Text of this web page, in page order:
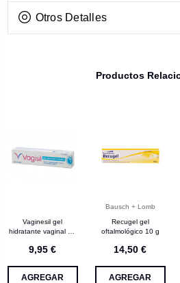
Otros Detalles
Productos
Vaginesil gel
hidratante vaginal 30
9,95 €
AGREGAR
Bausch + Lomb
Recugel gel
oftalmológico 10 g
14,50 €
AGREGAR